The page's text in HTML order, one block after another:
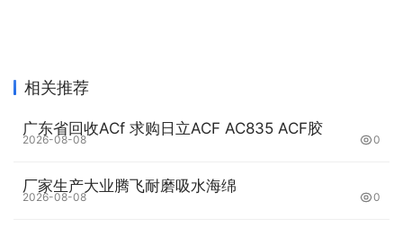
相关推荐
广东省回收ACf 求购日立ACF AC835 ACF胶
2026-08-08 0
厂家生产大业腾飞耐磨吸水海绵
2026-08-08 0